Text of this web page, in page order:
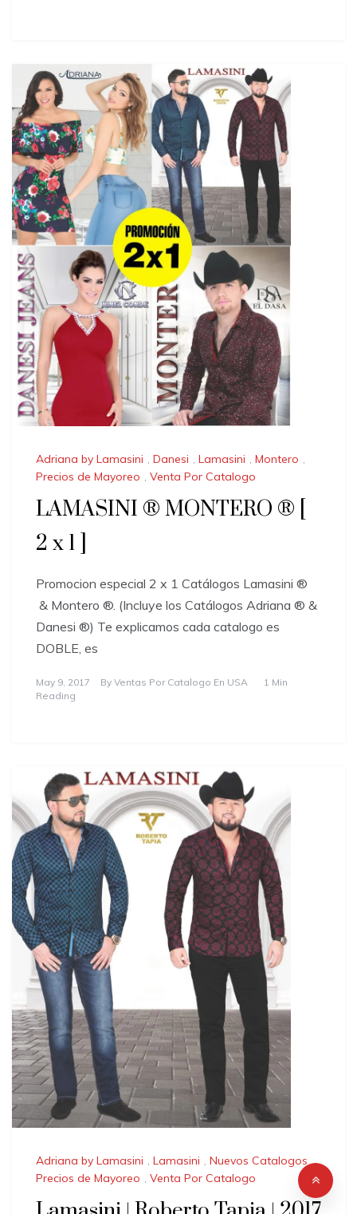
Adriana by Lamasini , Danesi , Lamasini , Montero ,
Precios de Mayoreo , Venta Por Catalogo
LAMASINI ® MONTERO ® [
2 x 1 ]
Promocion especial 2 x 1 Catálogos Lamasini ®
& Montero ®. (Incluye los Catálogos Adriana ® &
Danesi ®) Te explicamos cada catalogo es
DOBLE, es
May 9, 2017 By Ventas Por Catalogo En USA
1 Min
Reading
Adriana by Lamasini , Lamasini , Nuevos Catalogos ,
Precios de Mayoreo , Venta Por Catalogo